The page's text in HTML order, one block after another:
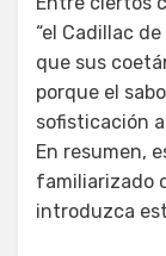
“el Cadillac
que sus
porque el
sofisticación
En resumen,
familiarizado
introduzca